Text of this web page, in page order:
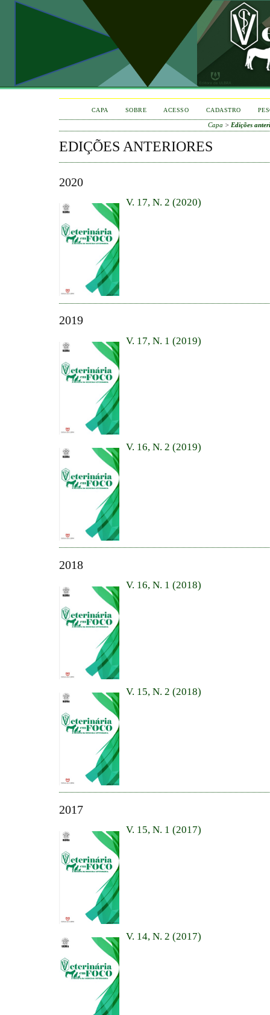
CAPA SOBRE ACESSO CADASTRO
Capa > Edições
EDIÇÕES ANTERIORES
2020
V. 17, N. 2 (2020)
2019
V. 17, N. 1 (2019)
V. 16, N. 2 (2019)
2018
V. 16, N. 1 (2018)
V. 15, N. 2 (2018)
2017
V. 15, N. 1 (2017)
V. 14, N. 2 (2017)